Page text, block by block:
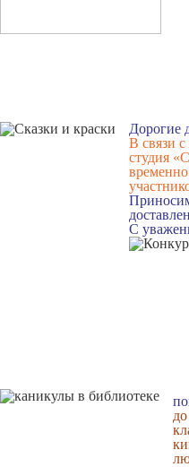
Дорогие
В связи
студия
С